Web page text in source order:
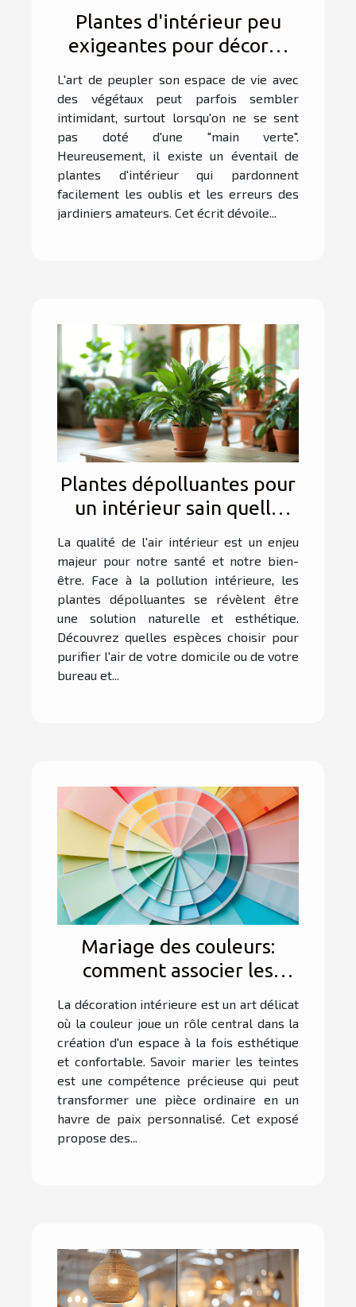
Plantes d'intérieur peu
exigeantes pour décorer
L'art de peupler son espace de vie avec
des végétaux peut parfois sembler
intimidant, surtout lorsqu'on ne se sent
pas doté d'une "main verte".
Heureusement, il existe un éventail de
plantes d'intérieur qui pardonnent
facilement les oublis et les erreurs des
jardiniers amateurs. Cet écrit dévoile...
Plantes dépolluantes pour
un intérieur sain quelle
espèce choisir
La qualité de l'air intérieur est un enjeu
majeur pour notre santé et notre bien-
être. Face à la pollution intérieure, les
plantes dépolluantes se révèlent être
une solution naturelle et esthétique.
Découvrez quelles espèces choisir pour
purifier l'air de votre domicile ou de votre
bureau et...
Mariage des couleurs:
comment associer les
nuances pour une
décoration intérieure
harmonieuse
La décoration intérieure est un art délicat
où la couleur joue un rôle central dans la
création d'un espace à la fois esthétique
et confortable. Savoir marier les teintes
est une compétence précieuse qui peut
transformer une pièce ordinaire en un
havre de paix personnalisé. Cet exposé
propose des...